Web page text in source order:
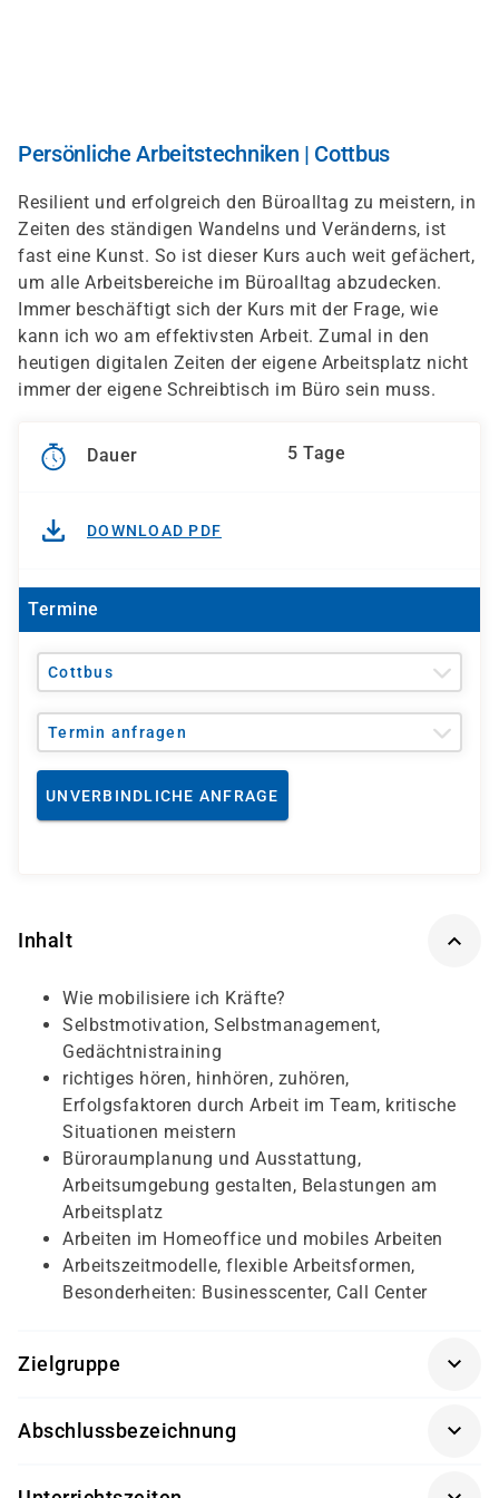
Persönliche Arbeitstechniken | Cottbus
Resilient und erfolgreich den Büroalltag zu meistern, in
Zeiten des ständigen Wandelns und Veränderns, ist
fast eine Kunst. So ist dieser Kurs auch weit gefächert,
um alle Arbeitsbereiche im Büroalltag abzudecken.
Immer beschäftigt sich der Kurs mit der Frage, wie
kann ich wo am effektivsten Arbeit. Zumal in den
heutigen digitalen Zeiten der eigene Arbeitsplatz nicht
immer der eigene Schreibtisch im Büro sein muss.
Dauer 5 Tage
DOWNLOAD PDF
Termine
Cottbus
Termin anfragen
UNVERBINDLICHE ANFRAGE
Inhalt
Wie mobilisiere ich Kräfte?
Selbstmotivation, Selbstmanagement,
Gedächtnistraining
richtiges hören, hinhören, zuhören,
Erfolgsfaktoren durch Arbeit im Team, kritische
Situationen meistern
Büroraumplanung und Ausstattung,
Arbeitsumgebung gestalten, Belastungen am
Arbeitsplatz
Arbeiten im Homeoffice und mobiles Arbeiten
Arbeitszeitmodelle, flexible Arbeitsformen,
Besonderheiten: Businesscenter, Call Center
Zielgruppe
Büro oder im Finanzwesen arbeiten wollen
Abschlussbezeichnung